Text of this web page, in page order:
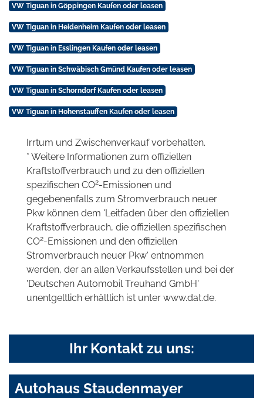
VW Tiguan in Göppingen Kaufen oder leasen
VW Tiguan in Heidenheim Kaufen oder leasen
VW Tiguan in Esslingen Kaufen oder leasen
VW Tiguan in Schwäbisch Gmünd Kaufen oder leasen
VW Tiguan in Schorndorf Kaufen oder leasen
VW Tiguan in Hohenstauffen Kaufen oder leasen
Irrtum und Zwischenverkauf vorbehalten.
* Weitere Informationen zum offiziellen
Kraftstoffverbrauch und zu den offiziellen
spezifischen CO2-Emissionen und
gegebenenfalls zum Stromverbrauch neuer
Pkw können dem 'Leitfaden über den offiziellen
Kraftstoffverbrauch, die offiziellen spezifischen
CO2-Emissionen und den offiziellen
Stromverbrauch neuer Pkw' entnommen
werden, der an allen Verkaufsstellen und bei der
'Deutschen Automobil Treuhand GmbH'
unentgeltlich erhältlich ist unter www.dat.de.
Ihr Kontakt zu uns:
Autohaus Staudenmayer